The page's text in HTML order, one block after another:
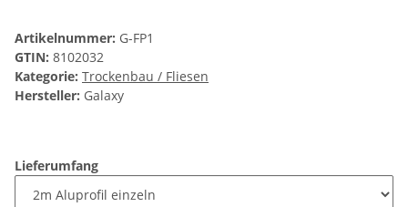
Artikelnummer: G-FP1
GTIN: 8102032
Kategorie: Trockenbau / Fliesen
Hersteller: Galaxy
Lieferumfang